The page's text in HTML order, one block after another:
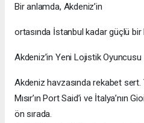
Bir anlamda, Akdeniz’in
ortasında İstanbul kadar güçlü
Akdeniz’in Yeni Lojistik Oyuncusu
Akdeniz havzasında rekabet sert.
Mısır’ın Port Said’i ve İtalya’nın
ön sırada.